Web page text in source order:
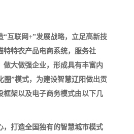
联网+”发展战略，立足高新技
特特农产品电商系统，服务社
做大做强企业，形成具有丰富内
圈”模式，为建设智慧辽阳做出贡
框架以及电子商务模式由以下几
，打造全国独有的智慧城市模式